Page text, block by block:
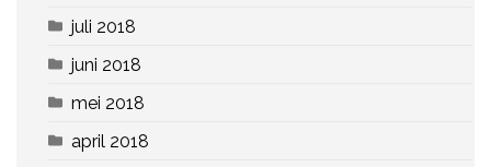
juli 2018
juni 2018
mei 2018
april 2018